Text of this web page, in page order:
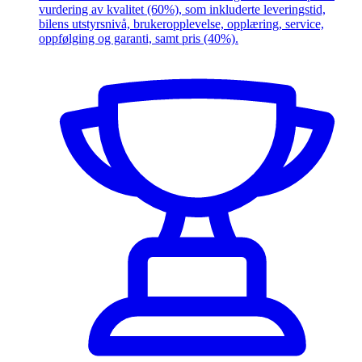
vurdering av kvalitet (60%), som inkluderte leveringstid,
bilens utstyrsnivå, brukeropplevelse, opplæring, service,
oppfølging og garanti, samt pris (40%).